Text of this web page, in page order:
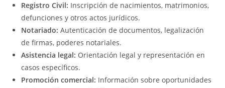
Registro Civil: Inscripción de nacimientos, matrimonios,
defunciones y otros actos jurídicos.
Notariado: Autenticación de documentos, legalización
de firmas, poderes notariales.
Asistencia legal: Orientación legal y representación en
casos específicos.
Promoción comercial: Información sobre oportunidades